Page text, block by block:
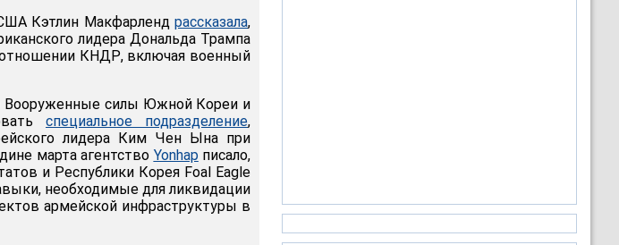
Кэтлин Макфарленд рассказала,
лидера Дональда Трампа
КНДР, включая военный
Вооруженные силы Южной Кореи и
специальное подразделение,
лидера Ким Чен Ына при
марта агентство Yonhapписало,
и Республики Корея Foal Eagle
необходимые для ликвидации
армейской инфраструктуры в